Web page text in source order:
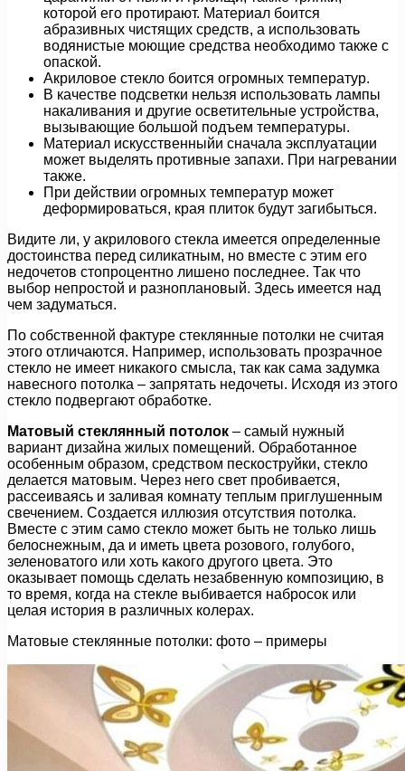
которой его протирают. Материал боится
абразивных чистящих средств, а использовать
водянистые моющие средства необходимо также с
опаской.
Акриловое стекло боится огромных температур.
В качестве подсветки нельзя использовать лампы
накаливания и другие осветительные устройства,
вызывающие большой подъем температуры.
Материал искусственныйи сначала эксплуатации
может выделять противные запахи. При нагревании
также.
При действии огромных температур может
деформироваться, края плиток будут загибыться.
Видите ли, у акрилового стекла имеется определенные
достоинства перед силикатным, но вместе с этим его
недочетов стопроцентно лишено последнее. Так что
выбор непростой и разноплановый. Здесь имеется над
чем задуматься.
По собственной фактуре стеклянные потолки не считая
этого отличаются. Например, использовать прозрачное
стекло не имеет никакого смысла, так как сама задумка
навесного потолка – запрятать недочеты. Исходя из этого
стекло подвергают обработке.
Матовый стеклянный потолок – самый нужный
вариант дизайна жилых помещений. Обработанное
особенным образом, средством пескоструйки, стекло
делается матовым. Через него свет пробивается,
рассеиваясь и заливая комнату теплым приглушенным
свечением. Создается иллюзия отсутствия потолка.
Вместе с этим само стекло может быть не только лишь
белоснежным, да и иметь цвета розового, голубого,
зеленоватого или хоть какого другого цвета. Это
оказывает помощь сделать незабвенную композицию, в
то время, когда на стекле выбивается набросок или
целая история в различных колерах.
Матовые стеклянные потолки: фото – примеры